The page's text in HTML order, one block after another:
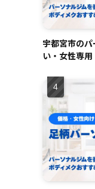
宇都宮市の
い・女性専